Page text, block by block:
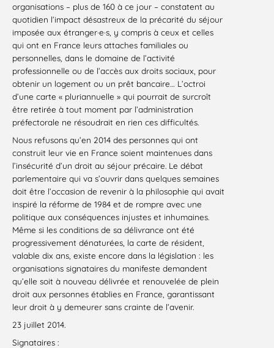
organisations – plus de 160 à ce jour – constatent au
quotidien l’impact désastreux de la précarité du séjour
imposée aux étranger·e·s, y compris à ceux et celles
qui ont en France leurs attaches familiales ou
personnelles, dans le domaine de l’activité
professionnelle ou de l’accès aux droits sociaux, pour
obtenir un logement ou un prêt bancaire… L’octroi
d’une carte « pluriannuelle » qui pourrait de surcroît
être retirée à tout moment par l’administration
préfectorale ne résoudrait en rien ces difficultés.
Nous refusons qu’en 2014 des personnes qui ont
construit leur vie en France soient maintenues dans
l’insécurité d’un droit au séjour précaire. Le débat
parlementaire qui va s’ouvrir dans quelques semaines
doit être l’occasion de revenir à la philosophie qui avait
inspiré la réforme de 1984 et de rompre avec une
politique aux conséquences injustes et inhumaines.
Même si les conditions de sa délivrance ont été
progressivement dénaturées, la carte de résident,
valable dix ans, existe encore dans la législation : les
organisations signataires du manifeste demandent
qu’elle soit à nouveau délivrée et renouvelée de plein
droit aux personnes établies en France, garantissant
leur droit à y demeurer sans crainte de l’avenir.
23 juillet 2014.
Signataires :